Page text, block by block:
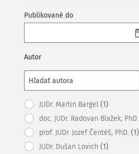
Publikované do
Autor
JUDr. Martin Bargel (1)
doc. JUDr. Radovan Blažek, PhD.
prof. JUDr. Jozef Čentéš, PhD. (1)
JUDr. Dušan Lovich (1)